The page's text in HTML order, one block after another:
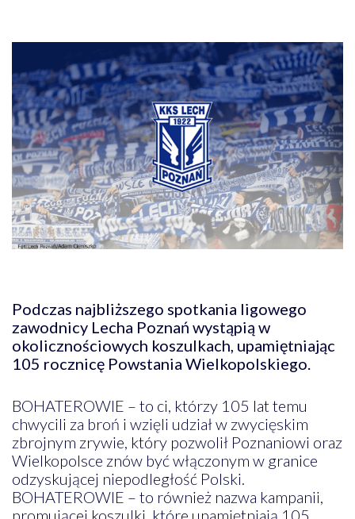
Podczas najbliższego spotkania ligowego
zawodnicy Lecha Poznań wystąpią w
okolicznościowych koszulkach, upamiętniając
105 rocznicę Powstania Wielkopolskiego.
BOHATEROWIE – to ci, którzy 105 lat temu
chwycili za broń i wzięli udział w zwycięskim
zbrojnym zrywie, który pozwolił Poznaniowi oraz
Wielkopolsce znów być włączonym w granice
odzyskującej niepodległość Polski.
BOHATEROWIE – to również nazwa kampanii,
promującej koszulki, które upamiętniają 105.